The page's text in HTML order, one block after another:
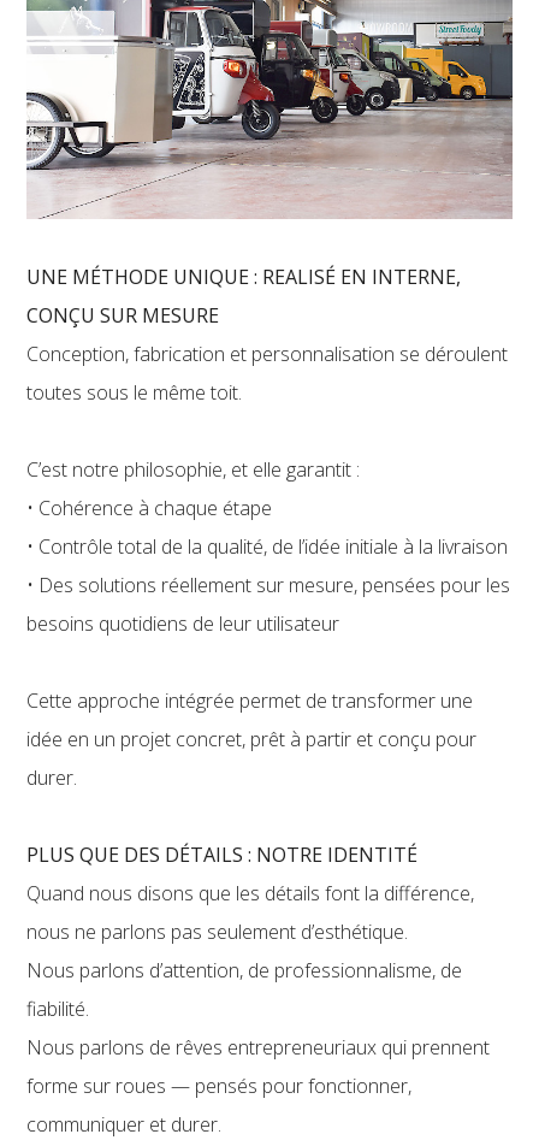
UNE MÉTHODE UNIQUE : REALISÉ EN INTERNE,
CONÇU SUR MESURE
Conception, fabrication et personnalisation se déroulent
toutes sous le même toit.
C’est notre philosophie, et elle garantit :
• Cohérence à chaque étape
• Contrôle total de la qualité, de l’idée initiale à la livraison
• Des solutions réellement sur mesure, pensées pour les
besoins quotidiens de leur utilisateur
Cette approche intégrée permet de transformer une
idée en un projet concret, prêt à partir et conçu pour
durer.
PLUS QUE DES DÉTAILS : NOTRE IDENTITÉ
Quand nous disons que les détails font la différence,
nous ne parlons pas seulement d’esthétique.
Nous parlons d’attention, de professionnalisme, de
fiabilité.
Nous parlons de rêves entrepreneuriaux qui prennent
forme sur roues — pensés pour fonctionner,
communiquer et durer.